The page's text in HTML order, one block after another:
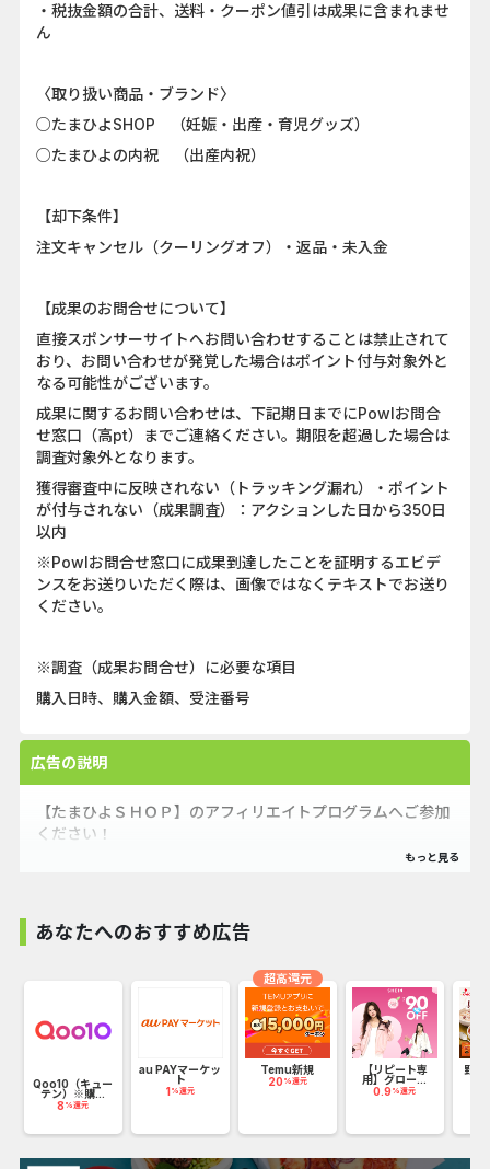
・税抜金額の合計、送料・クーポン値引は成果に含まれませ
ん
〈取り扱い商品・ブランド〉
○たまひよSHOP （妊娠・出産・育児グッズ）
○たまひよの内祝 （出産内祝）
【却下条件】
注文キャンセル（クーリングオフ）・返品・未入金
【成果のお問合せについて】
直接スポンサーサイトへお問い合わせすることは禁止されて
おり、お問い合わせが発覚した場合はポイント付与対象外と
なる可能性がございます。
成果に関するお問い合わせは、下記期日までにPowlお問合
せ窓口（高pt）までご連絡ください。期限を超過した場合は
調査対象外となります。
獲得審査中に反映されない（トラッキング漏れ）・ポイント
が付与されない（成果調査）：アクションした日から350日
以内
※Powlお問合せ窓口に成果到達したことを証明するエビデ
ンスをお送りいただく際は、画像ではなくテキストでお送り
ください。
※調査（成果お問合せ）に必要な項目
購入日時、購入金額、受注番号
広告の説明
【たまひよＳＨＯＰ】のアフィリエイトプログラムへご参加
ください！
妊娠育児ジャンルNO.1雑誌「たまごクラブ」「ひよこクラ
先輩ママたちの声から生まれたオリジナル商品いっぱい
「たまひよSHOP」は、妊娠中に必要なマタニティグッズ
や、赤ちゃんとママにとってうれしい機能性やデザインにこ
だわったグッズが勢ぞろい。
安全快適にこだわったオリジナル商品や、人気ブランドとの
コラボアイテムも魅力です！
出産内祝いの通販ギフトサイト
あなたへのおすすめ広告
Qoo10（キュー
テン）※購...
8 %還元
au PAYマーケッ
ト
1 %還元
Temu新規
20 %還元
超高還元
【リピート専
用】グロー...
0.9 %還元
野菜